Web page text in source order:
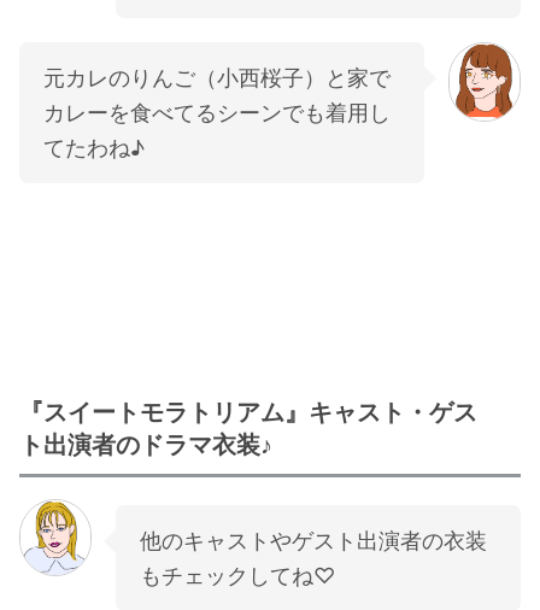
元カレのりんご（小西桜子）と家で
カレーを食べてるシーンでも着用し
てたわね♪
『スイートモラトリアム』キャスト・ゲス
ト出演者のドラマ衣装♪
他のキャストやゲスト出演者の衣装
もチェックしてね♡